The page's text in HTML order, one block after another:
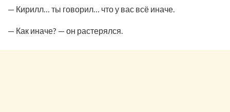
— Кирилл… ты говорил… что у вас всё иначе.
— Как иначе? — он растерялся.